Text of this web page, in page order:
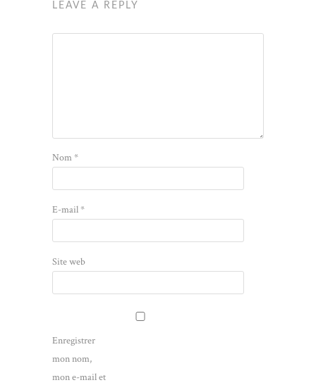
LEAVE A REPLY
Nom*
E-mail*
Site web
Enregistrer
mon nom,
mon e-mail et